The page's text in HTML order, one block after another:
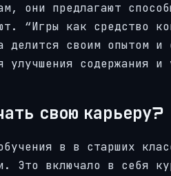
они предлагают
“Игры как средство
делится своим опытом
улучшения
свою карьеру?
в в старших
Это включало в себя